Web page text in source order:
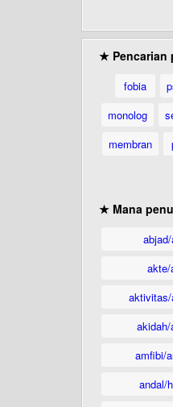
★ Pencarian
fobia
monolog
membran
★ Mana
akidah/
amfibi/
andal/